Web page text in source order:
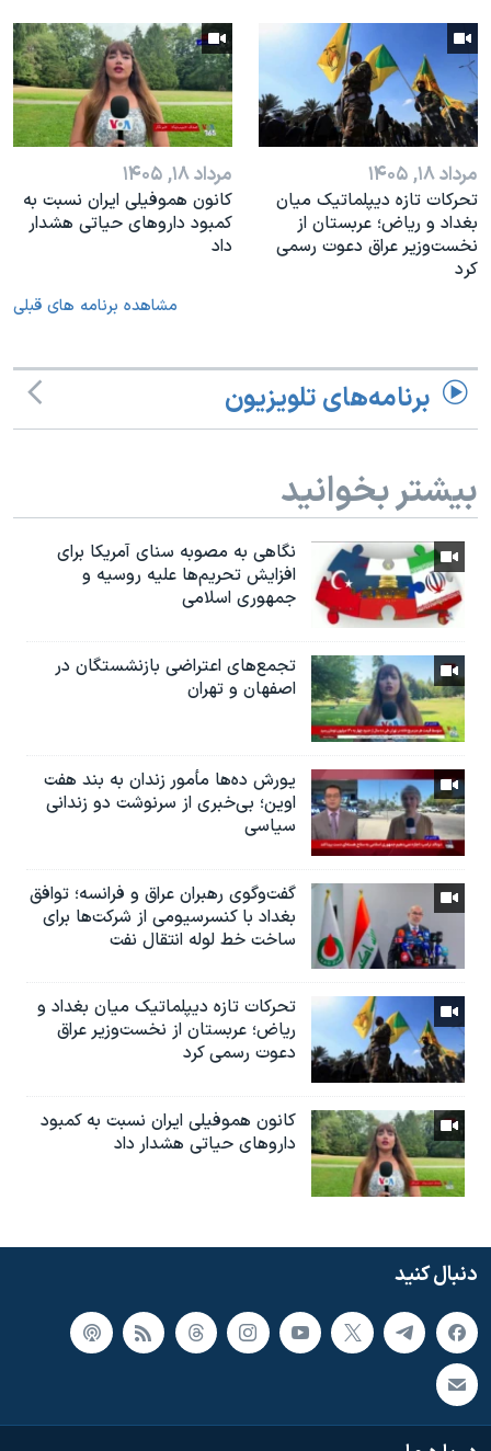
مرداد ۱۸, ۱۴۰۵
تحرکات تازه دیپلماتیک میان
بغداد و ریاض؛ عربستان از
نخست‌وزیر عراق دعوت رسمی
کرد
مرداد ۱۸, ۱۴۰۵
کانون هموفیلی ایران نسبت به
کمبود داروهای حیاتی هشدار
داد
مشاهده برنامه های قبلی
برنامه‌های تلویزیون
بیشتر بخوانید
نگاهی به مصوبه سنای آمریکا برای
افزایش تحریم‌ها علیه روسیه و
جمهوری اسلامی
تجمع‌های اعتراضی بازنشستگان در
اصفهان و تهران
یورش ده‌ها مأمور زندان به بند هفت
اوین؛ بی‌خبری از سرنوشت دو زندانی
سیاسی
گفت‌وگوی رهبران عراق و فرانسه؛ توافق
بغداد با کنسرسیومی از شرکت‌ها برای
ساخت خط لوله انتقال نفت
تحرکات تازه دیپلماتیک میان بغداد و
ریاض؛ عربستان از نخست‌وزیر عراق
دعوت رسمی کرد
کانون هموفیلی ایران نسبت به کمبود
داروهای حیاتی هشدار داد
دنبال کنید